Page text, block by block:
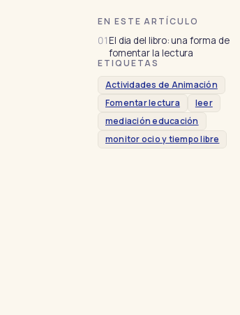
EN ESTE ARTÍCULO
01El dia del libro: una forma de
fomentar la lectura
ETIQUETAS
Actividades de Animación
Fomentar lectura
leer
mediación educación
monitor ocio y tiempo libre